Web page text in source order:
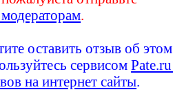
оставить отзыв об этом
сервисом
на интернет сайты